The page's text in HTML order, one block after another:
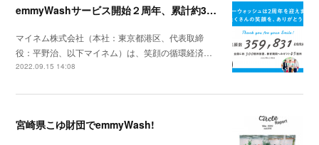
emmyWashサービス開始２周年、累計約36万回の笑顔を蓄積、全国45か所の教育機関へギフト設置
マイネム株式会社（本社：東京都港区、代表取締
役：平野治、以下マイネム）は、笑顔の循環経済…
2022.09.15 14:08
宮崎県こゆ財団でemmyWash!